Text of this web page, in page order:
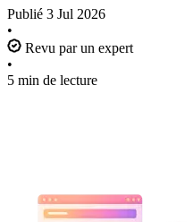
Publié 3 Jul 2026
•
Revu par un expert
•
5 min de lecture